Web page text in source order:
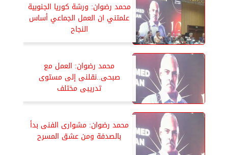
محمد رضوان: ورشة كوريا الجنوبية
علمتني ان العمل الجماعي أساس
النجاح
محمد رضوان: العمل مع
صبحى..نقلنى إلى مستوى
تدريبى مختلف
محمد رضوان: مشوارى الفنى بدأ
بالصدفة ومن عشق المسرح